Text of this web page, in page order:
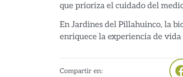
que prioriza el cuidado del
En Jardines del Pillahuinco, la
enriquece la experiencia de vida
Compartir en: